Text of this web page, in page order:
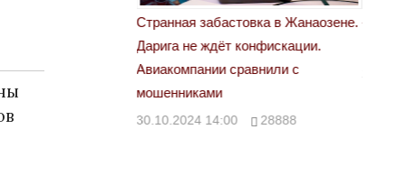
Странная забастовка в Жанаозене.
Дарига не ждёт конфискации.
Авиакомпании сравнили с
мошенниками
30.10.2024 14:00 28888